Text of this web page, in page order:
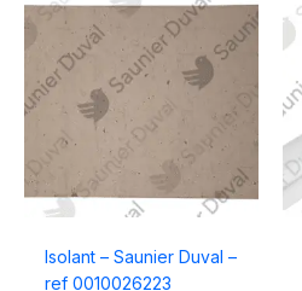
Isolant – Saunier Duval –
ref 0010026223